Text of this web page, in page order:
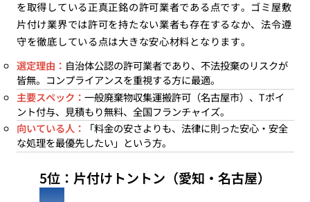
を取得している正真正銘の許可業者である点です。ゴミ屋敷
片付け業界では許可を持たない業者も存在するなか、法令遵
守を徹底している点は大きな安心材料となります。
選定理由： 自治体公認の許可業者であり、不法投棄のリスクが
皆無。コンプライアンスを重視する方に最適。
主要スペック： 一般廃棄物収集運搬許可（名古屋市）、Tポイ
ント付与、見積もり無料、全国フランチャイズ。
向いている人：
「料金の安さよりも、法律に則った安心・安全
な処理を最優先したい」という方。
5位：片付けトントン（愛知・名古屋）